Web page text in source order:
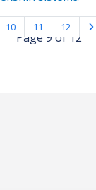
Page 9 of 12
10 11 12